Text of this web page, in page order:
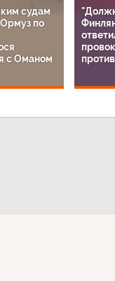
судам
Ормуз по
с Оманом